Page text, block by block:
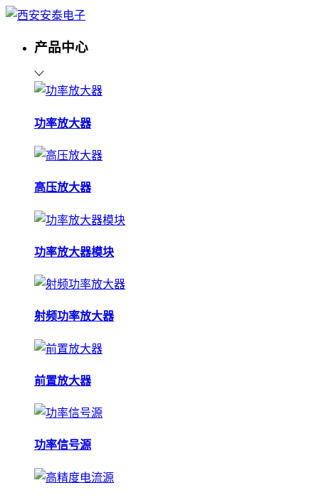
产品中心
功率放大器
高压放大器
功率放大器模块
射频功率放大器
前置放大器
功率信号源